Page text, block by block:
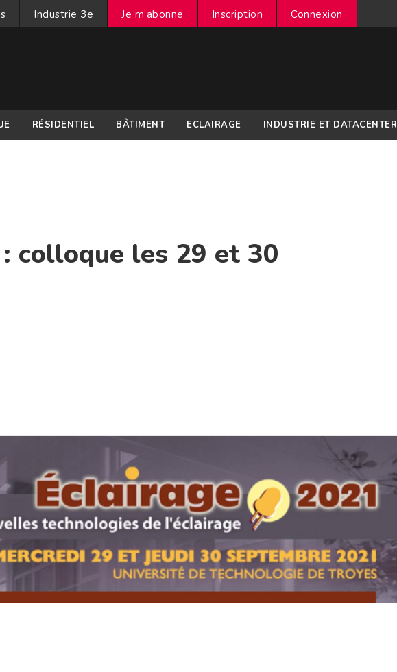
Industrie 3e Je m’abonne Inscription Connexion
RÉSIDENTIEL BÂTIMENT ECLAIRAGE INDUSTRIE ET DATACENTER
colloque les 29 et 30